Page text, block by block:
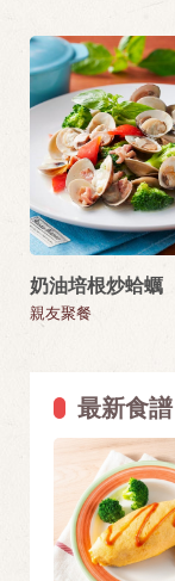
奶油培根炒蛤蠣
親友聚餐
最新食譜